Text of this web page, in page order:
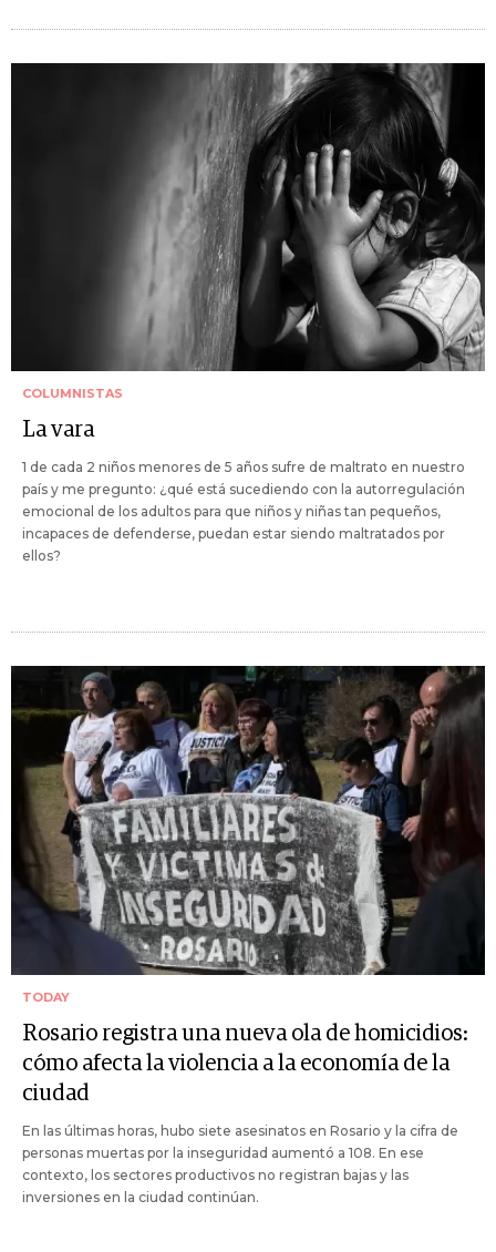
COLUMNISTAS
La vara
1 de cada 2 niños menores de 5 años sufre de maltrato en nuestro
país y me pregunto: ¿qué está sucediendo con la autorregulación
emocional de los adultos para que niños y niñas tan pequeños,
incapaces de defenderse, puedan estar siendo maltratados por
ellos?
TODAY
Rosario registra una nueva ola de homicidios:
cómo afecta la violencia a la economía de la
ciudad
En las últimas horas, hubo siete asesinatos en Rosario y la cifra de
personas muertas por la inseguridad aumentó a 108. En ese
contexto, los sectores productivos no registran bajas y las
inversiones en la ciudad continúan.